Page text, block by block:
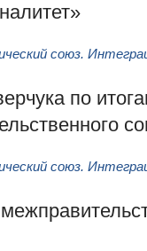
союз.
по
союз.